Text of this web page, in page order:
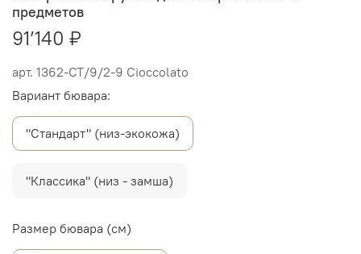
арт. 1362-СТ/9/2-9 Cioccolato
предметов
91’140 ₽
Вариант бювара:
"Стандарт" (низ-экокожа)
"Классика" (низ - замша)
Размер бювара (см)